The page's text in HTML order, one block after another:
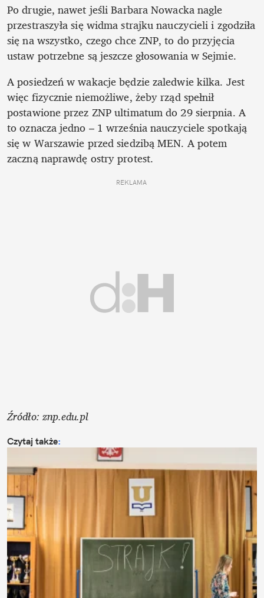
Po drugie, nawet jeśli Barbara Nowacka nagle
przestraszyła się widma strajku nauczycieli i zgodziła
się na wszystko, czego chce ZNP, to do przyjęcia
ustaw potrzebne są jeszcze głosowania w Sejmie.
A posiedzeń w wakacje będzie zaledwie kilka. Jest
więc fizycznie niemożliwe, żeby rząd spełnił
postawione przez ZNP ultimatum do 29 sierpnia. A
to oznacza jedno – 1 września nauczyciele spotkają
się w Warszawie przed siedzibą MEN. A potem
zaczną naprawdę ostry protest.
REKLAMA
Źródło: znp.edu.pl
Czytaj także: